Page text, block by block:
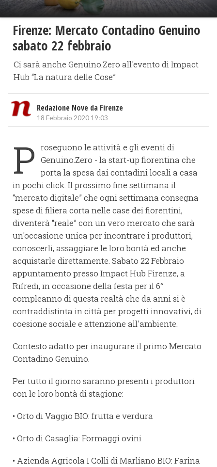
Firenze: Mercato Contadino Genuino
sabato 22 febbraio
Ci sarà anche Genuino.Zero all'evento di Impact
Hub “La natura delle Cose”
Redazione Nove da Firenze
18 Febbraio 2020 19:03
P roseguono le attività e gli eventi di
Genuino.Zero - la start-up fiorentina che
porta la spesa dai contadini locali a casa
in pochi click. Il prossimo fine settimana il
“mercato digitale” che ogni settimana consegna
spese di filiera corta nelle case dei fiorentini,
diventerà “reale” con un vero mercato che sarà
un'occasione unica per incontrare i produttori,
conoscerli, assaggiare le loro bontà ed anche
acquistarle direttamente. Sabato 22 Febbraio
appuntamento presso Impact Hub Firenze, a
Rifredi, in occasione della festa per il 6°
compleanno di questa realtà che da anni si è
contraddistinta in città per progetti innovativi, di
coesione sociale e attenzione all'ambiente.
Contesto adatto per inaugurare il primo Mercato
Contadino Genuino.
Per tutto il giorno saranno presenti i produttori
con le loro bontà di stagione:
• Orto di Vaggio BIO: frutta e verdura
• Orto di Casaglia: Formaggi ovini
• Azienda Agricola I Colli di Marliano BIO: Farina